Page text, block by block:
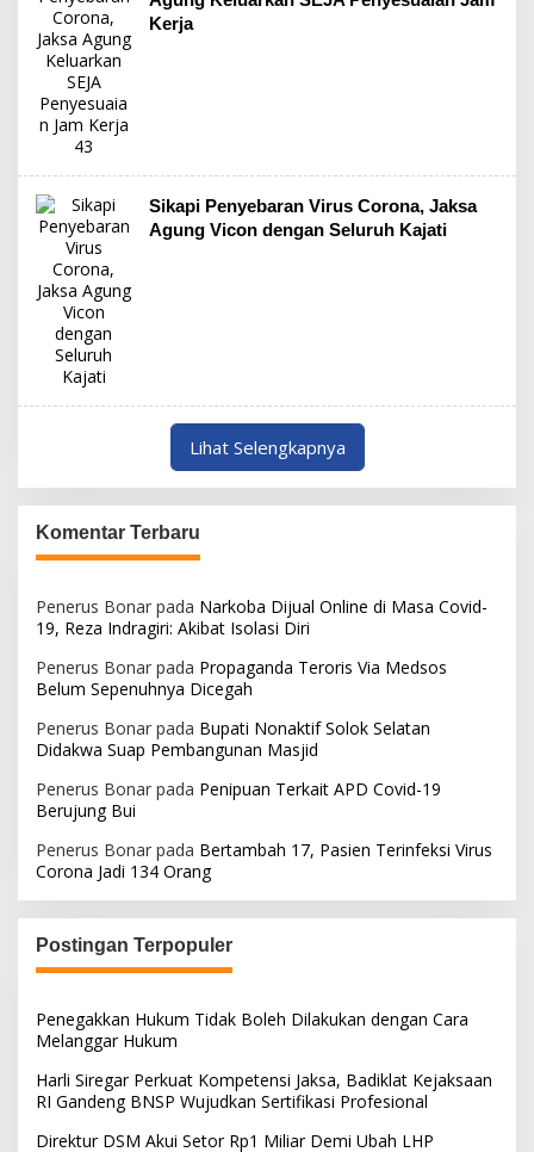
Kerja
Sikapi Penyebaran Virus Corona, Jaksa
Agung Vicon dengan Seluruh Kajati
Lihat Selengkapnya
Komentar Terbaru
Penerus Bonar pada Narkoba Dijual Online di Masa Covid-
19, Reza Indragiri: Akibat Isolasi Diri
Penerus Bonar pada Propaganda Teroris Via Medsos
Belum Sepenuhnya Dicegah
Penerus Bonar pada Bupati Nonaktif Solok Selatan
Didakwa Suap Pembangunan Masjid
Penerus Bonar pada Penipuan Terkait APD Covid-19
Berujung Bui
Penerus Bonar pada Bertambah 17, Pasien Terinfeksi Virus
Corona Jadi 134 Orang
Postingan Terpopuler
Penegakkan Hukum Tidak Boleh Dilakukan dengan Cara
Melanggar Hukum
Harli Siregar Perkuat Kompetensi Jaksa, Badiklat Kejaksaan
RI Gandeng BNSP Wujudkan Sertifikasi Profesional
Direktur DSM Akui Setor Rp1 Miliar Demi Ubah LHP